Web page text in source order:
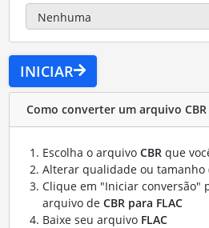
INICIAR
Como converter um arquivo CBR
Escolha o arquivo CBRque
Alterar qualidade ou tamanho
Clique em "Iniciar conversão"
arquivo de CBR para FLAC
Baixe seu arquivo FLAC